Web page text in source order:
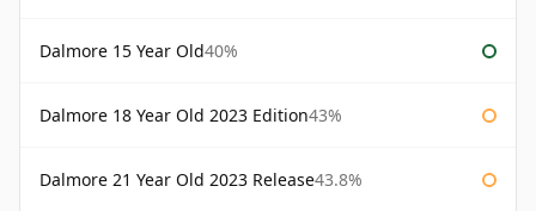
Dalmore 15 Year Old40%
Dalmore 18 Year Old 2023 Edition43%
Dalmore 21 Year Old 2023 Release43.8%